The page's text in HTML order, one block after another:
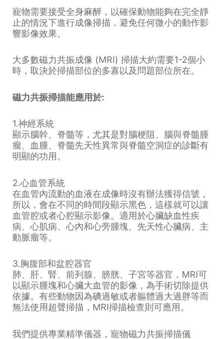
寵物需要接受全身麻醉，以確保動物能夠在完全靜
止的情況下進行成像掃描，避免任何微小的動作影
響影像效果。
大多數磁力共振成像 (MRI) 掃描大約需要1-2個小
時，取決於掃描部位的多寡以及問題部位所在。
磁力共振掃描能應用於:
1.神經系統
顯示腦幹、脊髓等，尤其是對腦梗阻、腦與脊髓腫
瘤、血腫、脊髓先天性異常與脊髓空洞症的診斷有
明顯的功用。
2.心血管系統
在血管內流動的血液在成像時沒有辦法獲得信號，
所以，會在不同的時間段顯示黑色，這樣就可以讓
血管腔或者心腔顯示影像。適用於心臟缺血性疾
病、心肌病、心內和心旁腫塊、先天性心臟病、主
動脈瘤等。
3.胸腹部和盆腔器官
肺、肝、腎、前列腺、膀胱、子宮等器官，MRI可
以顯示腫塊和心臟大血管的影像，為手術切除提供
依據。有些動物因為碘過敏或者軀體過大過胖等而
無法使用超聲掃描，MRI掃描檢查則可應用。
我們提供專業精準儀器，寵物磁力共振掃描儀